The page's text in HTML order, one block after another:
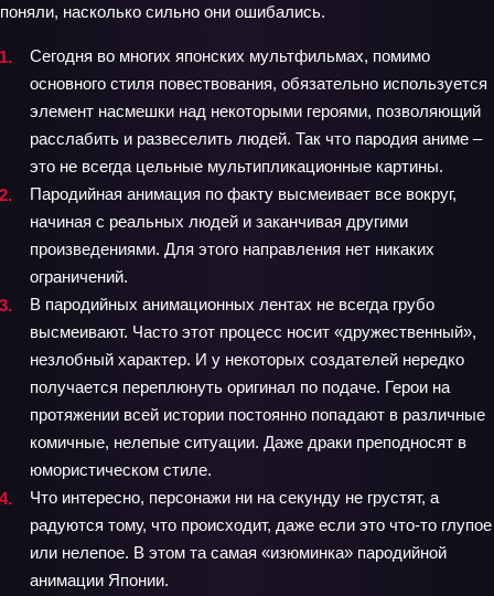
поняли, насколько сильно они ошибались.
Сегодня во многих японских мультфильмах, помимо
основного стиля повествования, обязательно используется
элемент насмешки над некоторыми героями, позволяющий
расслабить и развеселить людей. Так что пародия аниме –
это не всегда цельные мультипликационные картины.
Пародийная анимация по факту высмеивает все вокруг,
начиная с реальных людей и заканчивая другими
произведениями. Для этого направления нет никаких
ограничений.
В пародийных анимационных лентах не всегда грубо
высмеивают. Часто этот процесс носит «дружественный»,
незлобный характер. И у некоторых создателей нередко
получается переплюнуть оригинал по подаче. Герои на
протяжении всей истории постоянно попадают в различные
комичные, нелепые ситуации. Даже драки преподносят в
юмористическом стиле.
Что интересно, персонажи ни на секунду не грустят, а
радуются тому, что происходит, даже если это что-то глупое
или нелепое. В этом та самая «изюминка» пародийной
анимации Японии.